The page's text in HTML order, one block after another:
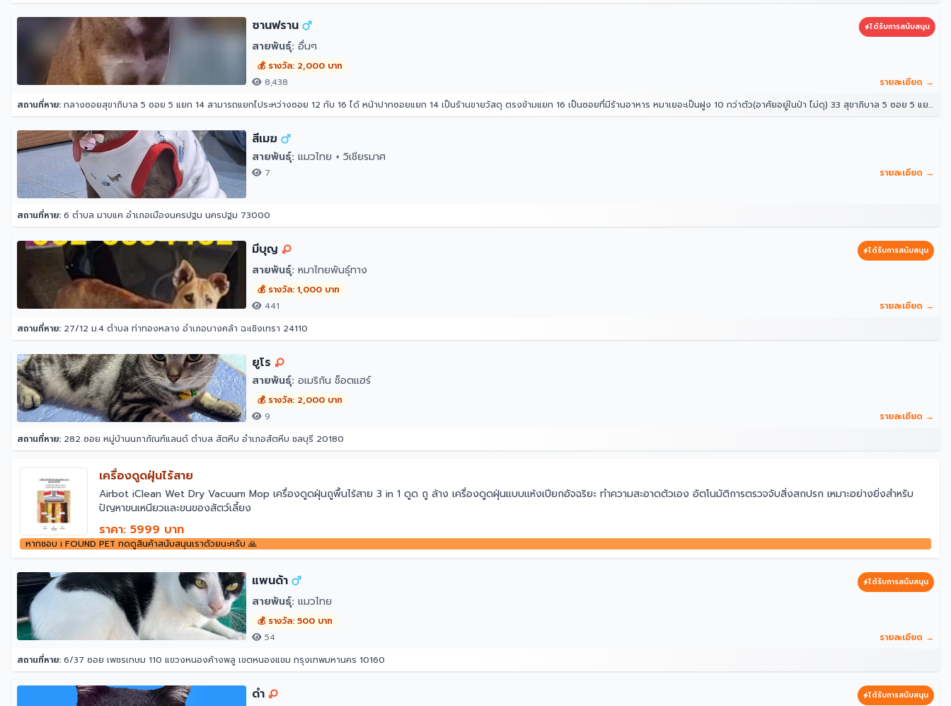
ซานฟราน ได้รับการสนับสนุน
สายพันธุ์: อื่นๆ
💰 รางวัล: 2,000 บาท
8,438
รายละเอียด →
สถานที่หาย: กลางซอยสุขาภิบาล 5 ซอย 5 แยก 14 สามารถแยกไประหว่างซอย 12 กับ 16 ได้ หน้าปากซอยแยก 14 เป็นร้านขายวัสดุ ตรงข้ามแยก 16 เป็นซอยที่มีร้านอาหาร หมาเยอะเป็นฝูง 10 กว่าตัว(อาศัยอยู่ในป่า ไม่ดุ) 33 สุขาภิบาล 5 ซอย 5 แยก 14 แขวง ท่าแร้ง เขตบางเขน กรุงเทพมหานคร 10220 ประเทศไทย
สีเมฆ
สายพันธุ์: แมวไทย + วิเชียรมาศ
7 รายละเอียด →
สถานที่หาย: 6 ตำบล มาบแค อำเภอเมืองนครปฐม นครปฐม 73000
มีบุญ ได้รับการสนับสนุน
สายพันธุ์: หมาไทยพันธุ์ทาง
💰 รางวัล: 1,000 บาท
441
รายละเอียด →
สถานที่หาย: 27/12 ม.4 ตำบล ท่าทองหลาง อำเภอบางคล้า ฉะเชิงเทรา 24110
ยูโร
สายพันธุ์: อเมริกัน ช็อตแฮร์
💰 รางวัล: 2,000 บาท
9
รายละเอียด →
สถานที่หาย: 282 ซอย หมู่บ้านนภาภัณฑ์แลนด์ ตำบล สัตหีบ อำเภอสัตหีบ ชลบุรี 20180
เครื่องดูดฝุ่นไร้สาย
￼Airbot iClean Wet Dry Vacuum Mop เครื่องดูดฝุ่นถูพื้นไร้สาย 3 in 1 ดูด ถู ล้าง เครื่องดูดฝุ่นแบบแห้งเปียกอัจฉริยะ ทำความสะอาดตัวเอง อัตโนมัติการตรวจจับสิ่งสกปรก เหมาะอย่างยิ่งสำหรับ
ปัญหาขนเหนียวและขนของสัตว์เลี้ยง
ราคา: 5999 บาท
หากชอบ i FOUND PET กดดูสินค้าสนับสนุนเราด้วยนะครับ 🙏
แพนด้า ได้รับการสนับสนุน
สายพันธุ์: แมวไทย
💰 รางวัล: 500 บาท
54
รายละเอียด →
สถานที่หาย: 6/37 ซอย เพชรเกษม 110 แขวงหนองค้างพลู เขตหนองแขม กรุงเทพมหานคร 10160
ดำ ได้รับการสนับสนุน